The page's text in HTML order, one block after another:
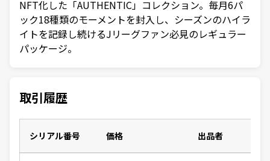
NFT化した「AUTHENTIC」コレクション。毎月6パ
ック18種類のモーメントを封入し、シーズンのハイラ
イトを記録し続けるJリーグファン必見のレギュラー
パッケージ。
取引履歴
シリアル番号 価格 出品者